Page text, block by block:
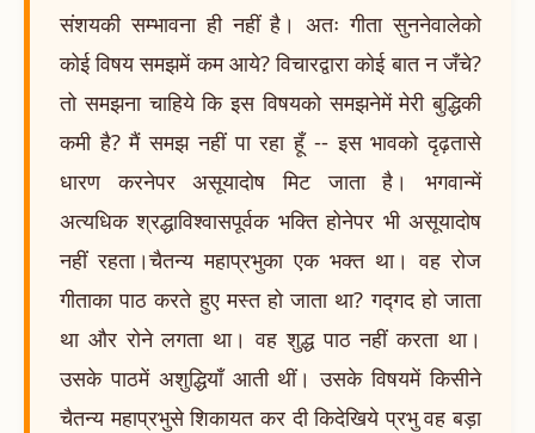
संशयकी सम्भावना ही नहीं है। अतः गीता सुननेवालेको
कोई विषय समझमें कम आये? विचारद्वारा कोई बात न जँचे?
तो समझना चाहिये कि इस विषयको समझनेमें मेरी बुद्धिकी
कमी है? मैं समझ नहीं पा रहा हूँ -- इस भावको दृढ़तासे
धारण करनेपर असूयादोष मिट जाता है। भगवान्में
अत्यधिक श्रद्धाविश्वासपूर्वक भक्ति होनेपर भी असूयादोष
नहीं रहता।चैतन्य महाप्रभुका एक भक्त था। वह रोज
गीताका पाठ करते हुए मस्त हो जाता था? गद्गद हो जाता
था और रोने लगता था। वह शुद्ध पाठ नहीं करता था।
उसके पाठमें अशुद्धियाँ आती थीं। उसके विषयमें किसीने
चैतन्य महाप्रभुसे शिकायत कर दी किदेखिये प्रभु वह बड़ा